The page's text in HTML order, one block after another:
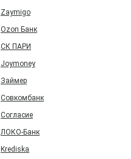
Zaymigo
Ozon Банк
СК ПАРИ
Joymoney
Займер
Совкомбанк
Согласие
ЛОКО-Банк
Krediska